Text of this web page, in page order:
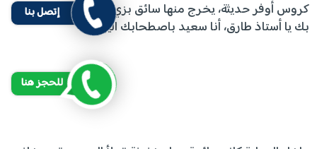
كروس أوفر حديثة، يخرج منها سائق بزي رسمي مبتسم: (أهلاً
بك يا أستاذ طارق، أنا سعيد باصطحابك اليوم).
إتصل بنا
للحجز هنا